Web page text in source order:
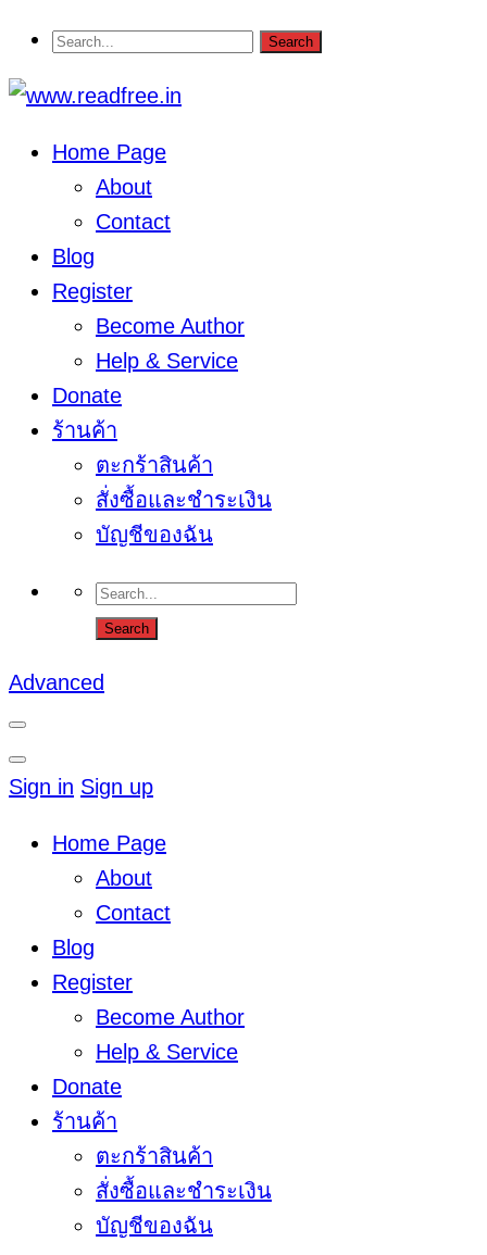
Home Page
About
Contact
Blog
Register
Become Author
Help & Service
Donate
ร้านค้า
ตะกร้าสินค้า
สั่งซื้อและชำระเงิน
บัญชีของฉัน
Advanced
Sign in Sign up
Home Page
About
Contact
Blog
Register
Become Author
Help & Service
Donate
ร้านค้า
ตะกร้าสินค้า
สั่งซื้อและชำระเงิน
บัญชีของฉัน